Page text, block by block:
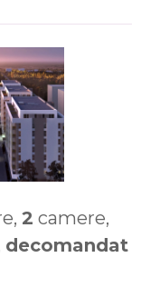
2 camere,
decomandat